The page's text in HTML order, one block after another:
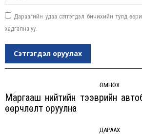
Дараагийн удаа сэтгэгдэл бичихийн тулд
хадгална уу.
Сэтгэгдэл оруулах
ӨМНӨХ
Previous
Маргааш нийтийн тээврийн
өөрчлөлт оруулна
ДАРААХ